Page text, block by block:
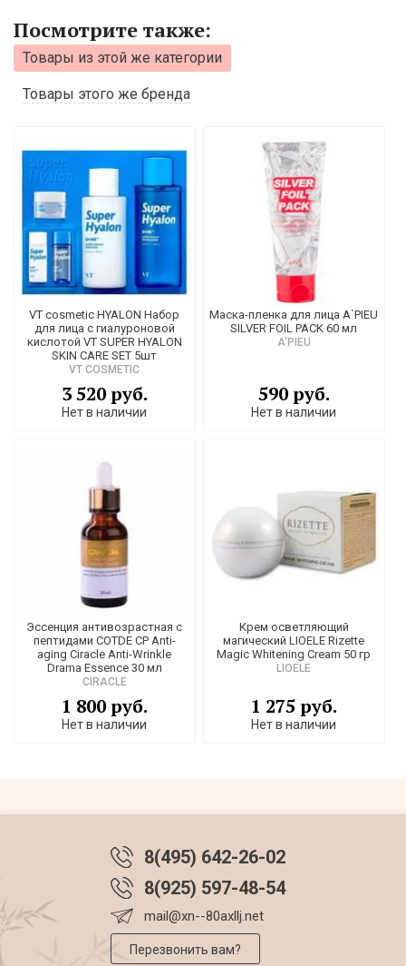
Посмотрите также:
Товары из этой же категории
Товары этого же бренда
VT cosmetic HYALON Набор
для лица с гиалуроновой
кислотой VT SUPER HYALON
SKIN CARE SET 5шт
VT COSMETIC
3 520 руб.
Нет в наличии
Маска-пленка для лица A`PIEU
SILVER FOIL PACK 60 мл
A'PIEU
590 руб.
Нет в наличии
Эссенция антивозрастная с
пептидами COTDE СР Anti-
aging Ciracle Anti-Wrinkle
Drama Essence 30 мл
CIRACLE
1 800 руб.
Нет в наличии
Крем осветляющий
магический LIOELE Rizette
Magic Whitening Cream 50 гр
LIOELE
1 275 руб.
Нет в наличии
8(495) 642-26-02
8(925) 597-48-54
mail@xn--80axllj.net
Перезвонить вам?